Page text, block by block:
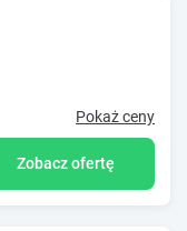
Pokaż ceny
Zobacz ofertę